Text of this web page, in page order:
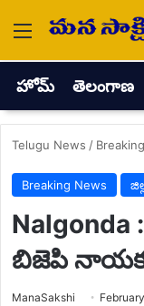
Menu
హోమ్ తెలంగాణ
Telugu News /
Breaking News
బిజెపి
ManaSakshi Send